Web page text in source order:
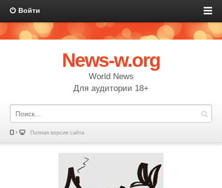
Войти
News-w.org
World News
Для аудитории 18+
Полная версия сайта